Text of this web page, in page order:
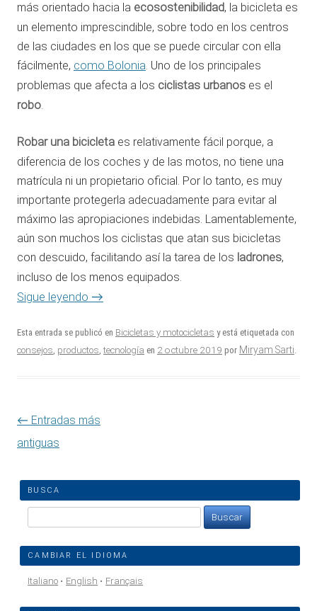
más orientado hacia la ecosostenibilidad, la bicicleta es
un elemento imprescindible, sobre todo en los centros
de las ciudades en los que se puede circular con ella
fácilmente, como Bolonia. Uno de los principales
problemas que afecta a los ciclistas urbanos es el
robo.
Robar una bicicleta es relativamente fácil porque, a
diferencia de los coches y de las motos, no tiene una
matrícula ni un propietario oficial. Por lo tanto, es muy
importante protegerla adecuadamente para evitar al
máximo las apropiaciones indebidas. Lamentablemente,
aún son muchos los ciclistas que atan sus bicicletas
con descuido, facilitando así la tarea de los ladrones,
incluso de los menos equipados.
Sigue leyendo →
Esta entrada se publicó en Bicicletas y motocicletas y está etiquetada con
consejos, productos, tecnología en 2 octubre 2019 por Miryam Sarti.
← Entradas más
antiguas
BUSCA
CAMBIAR EL IDIOMA
Italiano English Français